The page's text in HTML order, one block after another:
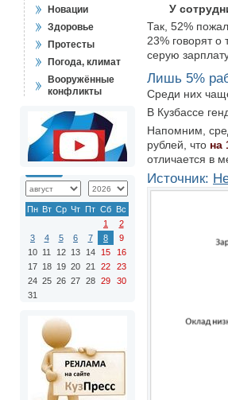
Новации
Здоровье
Протесты
Погода, климат
Вооружённые
конфликты
Пн Вт Ср Чт Пт Сб Вс
1
2
3
4 5 6 7 8
9
10 11 12 13 14 15
16
17 18 19 20 21 22
23
24 25 26 27 28 29
30
31
У
Так, 52%
23% говорят о
серую
Лишь 5%
Среди них
В Кузбассе
Напомним,
рублей, что на
отличается в
Источник: